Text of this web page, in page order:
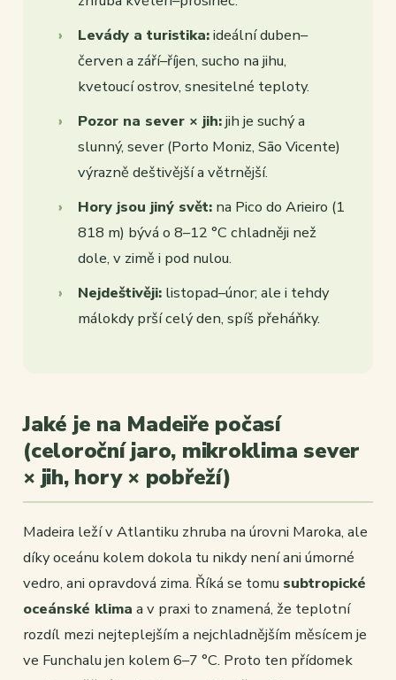
Levády a turistika:ideální duben–
červen a září–říjen, sucho na jihu,
kvetoucí ostrov, snesitelné teploty.
Pozor na sever × jih:jih je suchý a
slunný, sever (Porto Moniz, São Vicente)
výrazně deštivější a větrnější.
Hory jsou jiný svět: na Pico do Arieiro (1
818 m) bývá o 8–12 °C chladněji než
dole, v zimě i pod nulou.
Nejdeštivěji: listopad–únor; ale i tehdy
málokdy prší celý den, spíš přeháňky.
Jaké je na Madeiře počasí
(celoroční jaro, mikroklima sever
× jih, hory × pobřeží)
Madeira leží v Atlantiku zhruba na úrovni Maroka, ale
díky oceánu kolem dokola tu nikdy není ani úmorné
vedro, ani opravdová zima. Říká se tomu subtropické
oceánské klima a v praxi to znamená, že teplotní
rozdíl mezi nejteplejším a nejchladnějším měsícem je
ve Funchalu jen kolem 6–7 °C. Proto ten přídomek